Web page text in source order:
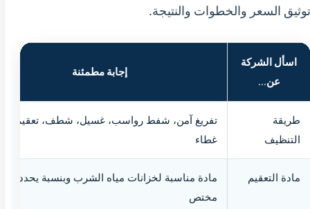
توثيق السعر والخطوات والنتيجة.
اسأل الشركة
عن...
إجابة مطمئنة
طريقة
التنظيف
تفريغ آمن، شفط رواسب، غسيل، شطف، تعقيم،
غطاء
مادة التعقيم
مادة مناسبة لخزانات مياه الشرب وبنسبة يحددها
مختص